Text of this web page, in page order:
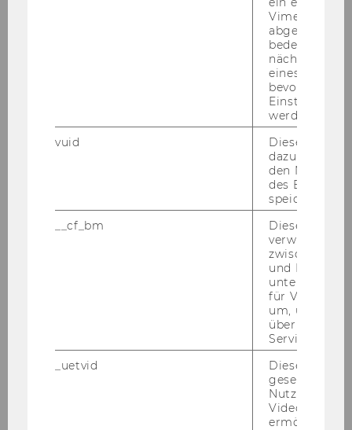
(ge­mein­sam mitPer­
Wirt­schafts­pri­vat­recht (2086)
Grund­la­gen rechts­wis­sen­schaft­li­chen
(ge­mein­sam mitPer­ner
Vimeo-Video
abgespielt
bedeutet,
nächsten
eines Vimeo-
bevorzugten
werden.
vuid
Dieser
dazu
den
des
speichern.
__cf_bm
Dieses
verwendet,
zwischen
und Bots zu
für Vimeo
um, um
über die
Service zu
_uetvid
Dieses
gesetzt, um
Nutzung des
Videoplayers
ermöglichen